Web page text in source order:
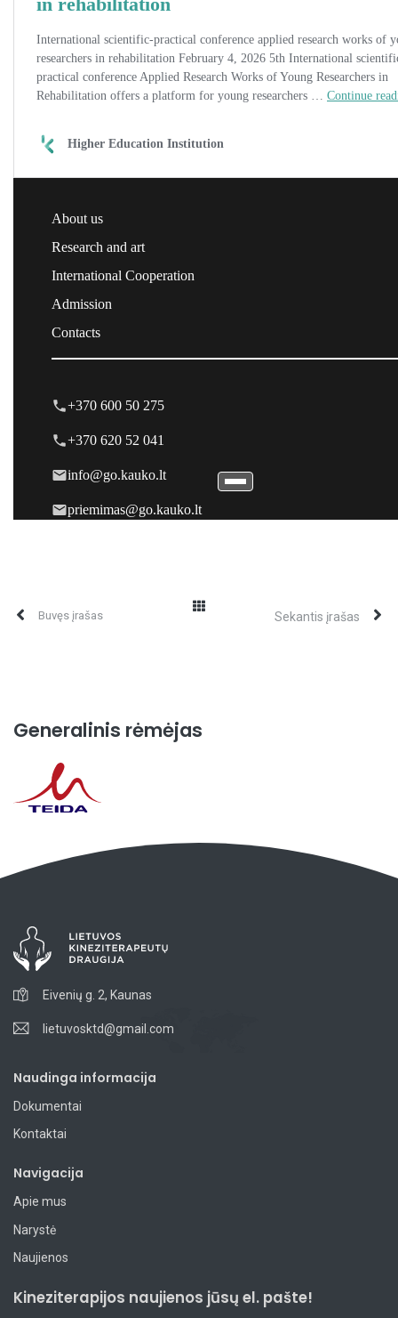
Buvęs įrašas Sekantis įrašas
Generalinis rėmėjas
Eivenių g. 2, Kaunas
lietuvosktd@gmail.com
Naudinga informacija
Dokumentai
Kontaktai
Navigacija
Apie mus
Narystė
Naujienos
Kineziterapijos naujienos jūsų el. pašte!